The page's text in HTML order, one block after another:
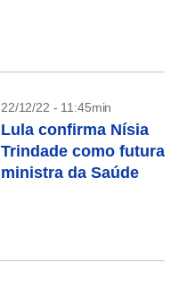
22/12/22 - 11:45min
Lula confirma Nísia
Trindade como futura
ministra da Saúde